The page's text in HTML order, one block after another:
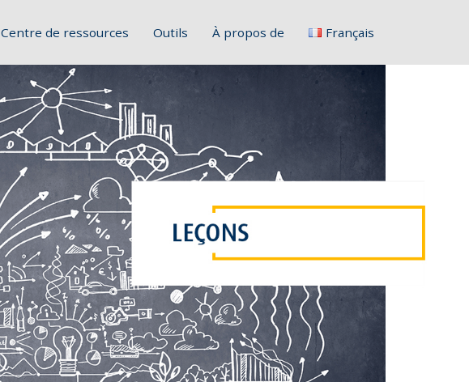
Centre de ressources Outils À propos de Français
Deutsch
Italiano
Slovenščina
Hrvatski
Polski